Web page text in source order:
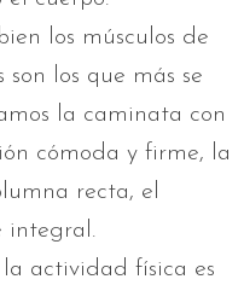
los músculos de
son los que más se
la caminata con
cómoda y firme, la
recta, el
integral.
la actividad física es